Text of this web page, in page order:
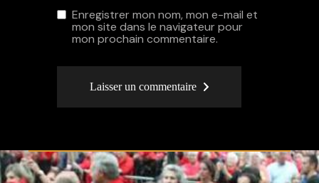
Enregistrer mon nom, mon e-mail et
mon site dans le navigateur pour
mon prochain commentaire.
Laisser un commentaire